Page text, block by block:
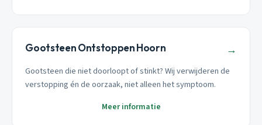
Gootsteen Ontstoppen Hoorn →
Gootsteen die niet doorloopt of stinkt? Wij verwijderen de
verstopping én de oorzaak, niet alleen het symptoom.
Meer informatie